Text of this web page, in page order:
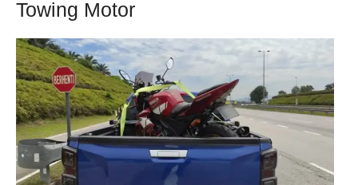
Towing Motor